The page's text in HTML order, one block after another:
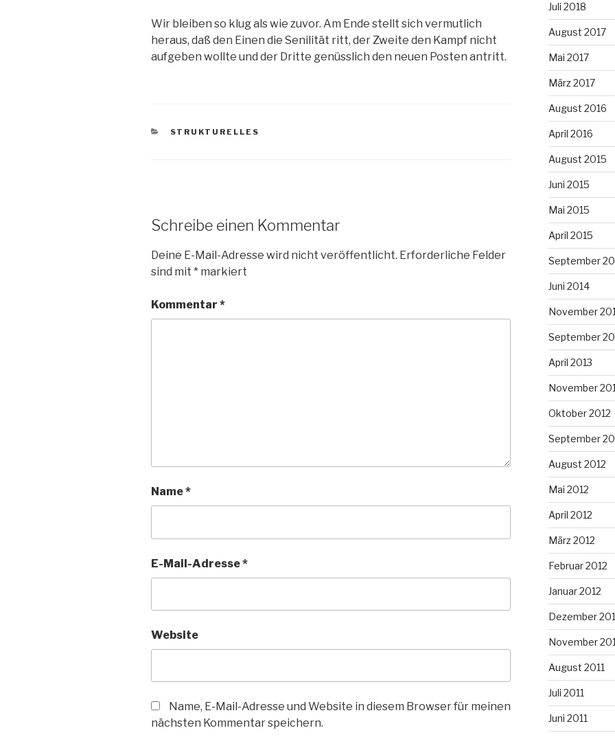
Wir bleiben so klug als wie zuvor. Am Ende stellt sich vermutlich
heraus, daß den Einen die Senilität ritt, der Zweite den Kampf nicht
aufgeben wollte und der Dritte genüsslich den neuen Posten antritt.
KATEGORIEN
STRUKTURELLES
Schreibe einen Kommentar
Deine E-Mail-Adresse wird nicht veröffentlicht. Erforderliche Felder
sind mit * markiert
Kommentar *
Name*
E-Mail-Adresse*
Website
Name, E-Mail-Adresse und Website in diesem Browser für meinen
nächsten Kommentar speichern.
Juli 2018
August 2017
Mai 2017
März 2017
August 2016
April 2016
August 2015
Juni 2015
Mai 2015
April 2015
September
Juni 2014
November
September
April 2013
November
Oktober 2012
September
August 2012
Mai 2012
April 2012
März 2012
Februar 2012
Januar 2012
Dezember
November
August 2011
Juli 2011
Juni 2011